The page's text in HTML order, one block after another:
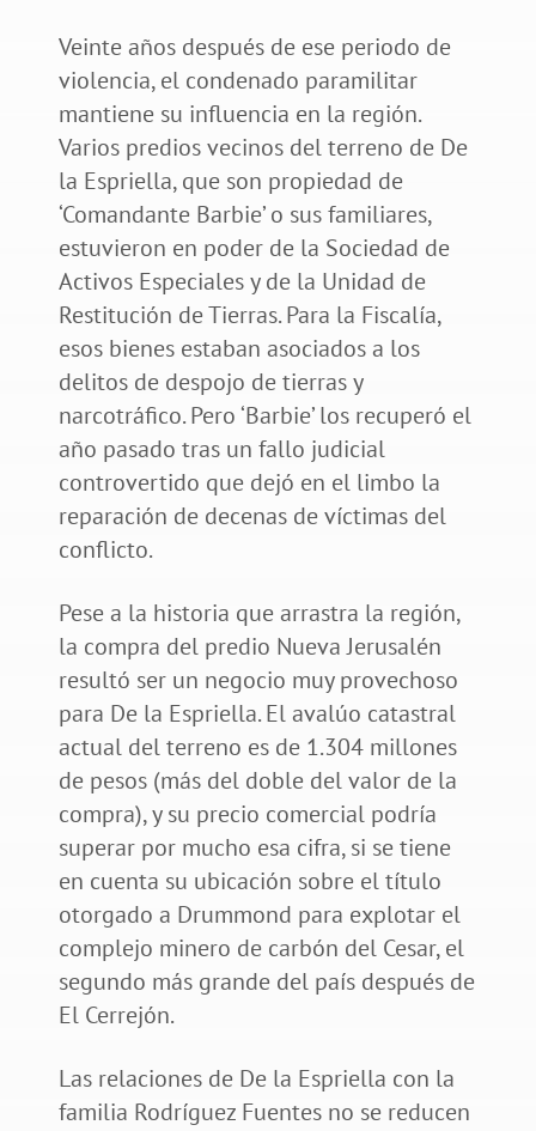
Veinte años después de ese periodo de
violencia, el condenado paramilitar
mantiene su influencia en la región.
Varios predios vecinos del terreno de De
la Espriella, que son propiedad de
‘Comandante Barbie’ o sus familiares,
estuvieron en poder de la Sociedad de
Activos Especiales y de la Unidad de
Restitución de Tierras. Para la Fiscalía,
esos bienes estaban asociados a los
delitos de despojo de tierras y
narcotráfico. Pero ‘Barbie’ los recuperó el
año pasado tras un fallo judicial
controvertido que dejó en el limbo la
reparación de decenas de víctimas del
conflicto.
Pese a la historia que arrastra la región,
la compra del predio Nueva Jerusalén
resultó ser un negocio muy provechoso
para De la Espriella. El avalúo catastral
actual del terreno es de 1.304 millones
de pesos (más del doble del valor de la
compra), y su precio comercial podría
superar por mucho esa cifra, si se tiene
en cuenta su ubicación sobre el título
otorgado a Drummond para explotar el
complejo minero de carbón del Cesar, el
segundo más grande del país después de
El Cerrejón.
Las relaciones de De la Espriella con la
familia Rodríguez Fuentes no se reducen